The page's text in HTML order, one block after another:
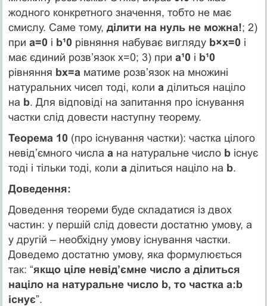
жодного конкретного значення, тобто не має
смислу. Саме тому, ділити на нуль не можна!; 2)
при а=0 і b¹0 рівняння набуває вигляду b×х=0 і
має єдиний розв’язок х=0; 3) при а¹0 і b¹0
рівняння bх=а матиме розв’язок на множині
натуральних чисел тоді, коли а ділиться націло
на b. Для відповіді на запитання про існування
частки слід довести наступну теорему.
Теорема 10 (про існування частки): частка цілого
невід’ємного числа а на натуральне число bіснує
тоді і тільки тоді, коли а ділиться націло на b.
Доведення:
Доведення теореми буде складатися із двох
частин: у першій слід довести достатню умову, а
у другій – необхідну умову існування частки.
Доведемо достатню умову, яка формулюється
так: “якщо ціле невід’ємне число а ділиться
націло на натуральне число b, то частка а:b
існує”.